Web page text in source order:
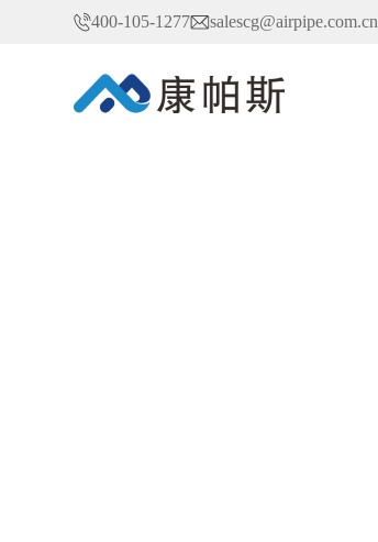
400-105-1277 salescg@airpipe.com.cn